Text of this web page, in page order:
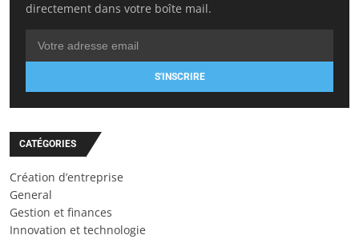
directement dans votre boîte mail.
S'INSCRIRE
CATÉGORIES
Création d’entreprise
General
Gestion et finances
Innovation et technologie